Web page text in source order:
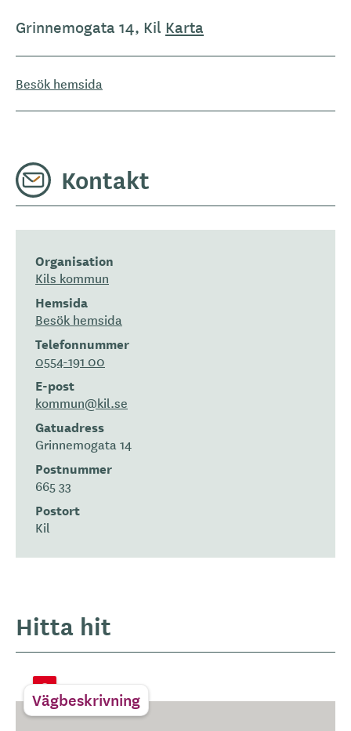
Grinnemogata 14, Kil Karta
Besök hemsida
Kontakt
Organisation
Kils kommun
Hemsida
Besök hemsida
Telefonnummer
0554-191 00
E-post
kommun@kil.se
Gatuadress
Grinnemogata 14
Postnummer
665 33
Postort
Kil
Hitta hit
Vägbeskrivning